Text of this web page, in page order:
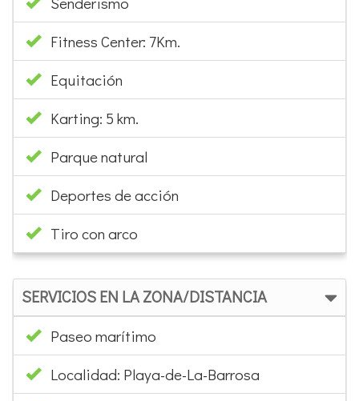
Fitness Center: 7Km.
Equitación
Karting: 5 km.
Parque natural
Deportes de acción
Tiro con arco
SERVICIOS EN LA ZONA/DISTANCIA
Paseo marítimo
Localidad: Playa-de-La-Barrosa